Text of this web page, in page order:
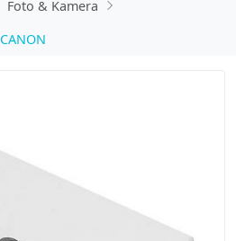
Foto & Kamera
CANON